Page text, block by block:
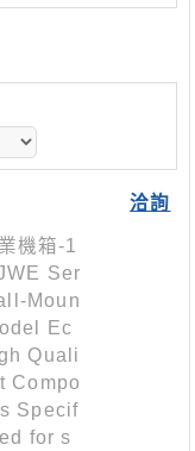
洽詢
機箱-1
Ser
Moun
Ec
Quali
Compo
Specif
for s